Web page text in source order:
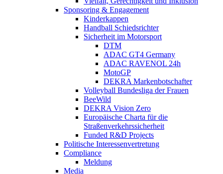
Sponsoring & Engagement
Kinderkappen
Handball Schiedsrichter
Sicherheit im Motorsport
DTM
ADAC GT4 Germany
ADAC RAVENOL 24h
MotoGP
DEKRA Markenbotschafter
Volleyball Bundesliga der Frauen
BeeWild
DEKRA Vision Zero
Europäische Charta für die
Straßenverkehrssicherheit
Funded R&D Projects
Politische Interessenvertretung
Compliance
Meldung
Media